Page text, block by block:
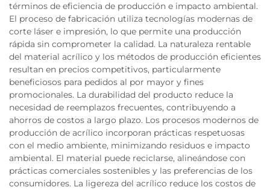
términos de eficiencia de producción e impacto ambiental.
El proceso de fabricación utiliza tecnologías modernas de
corte láser e impresión, lo que permite una producción
rápida sin comprometer la calidad. La naturaleza rentable
del material acrílico y los métodos de producción eficientes
resultan en precios competitivos, particularmente
beneficiosos para pedidos al por mayor y fines
promocionales. La durabilidad del producto reduce la
necesidad de reemplazos frecuentes, contribuyendo a
ahorros de costos a largo plazo. Los procesos modernos de
producción de acrílico incorporan prácticas respetuosas
con el medio ambiente, minimizando residuos e impacto
ambiental. El material puede reciclarse, alineándose con
prácticas comerciales sostenibles y las preferencias de los
consumidores. La ligereza del acrílico reduce los costos de